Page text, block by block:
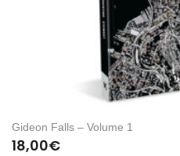
Gideon Falls – Volume 1
18,00€